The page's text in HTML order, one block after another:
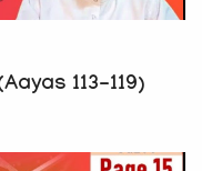
113-119)